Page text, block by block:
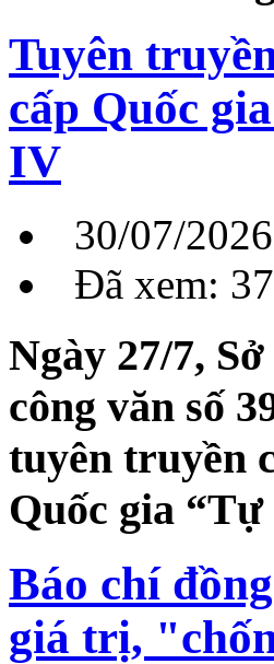
Tuyên
cấp Quốc
IV
30/07/
Đã xem: 37
Ngày 27/7,
công văn số
tuyên truyền
Quốc gia
Báo chí
giá trị,